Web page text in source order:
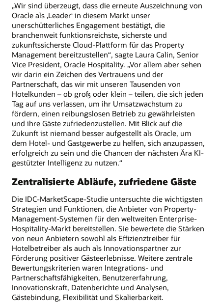
„Wir sind überzeugt, dass die erneute Auszeichnung von
Oracle als ‚Leader‘ in diesem Markt unser
unerschütterliches Engagement bestätigt, die
branchenweit funktionsreichste, sicherste und
zukunftssicherste Cloud-Plattform für das Property
Management bereitzustellen“, sagte Laura Calin, Senior
Vice President, Oracle Hospitality. „Vor allem aber sehen
wir darin ein Zeichen des Vertrauens und der
Partnerschaft, das wir mit unseren Tausenden von
Hotelkunden – ob groß oder klein – teilen, die sich jeden
Tag auf uns verlassen, um ihr Umsatzwachstum zu
fördern, einen reibungslosen Betrieb zu gewährleisten
und ihre Gäste zufriedenzustellen. Mit Blick auf die
Zukunft ist niemand besser aufgestellt als Oracle, um
dem Hotel- und Gastgewerbe zu helfen, sich anzupassen,
erfolgreich zu sein und die Chancen der nächsten Ära KI-
gestützter Intelligenz zu nutzen.“
Zentralisierte Abläufe, zufriedene Gäste
Die IDC-MarketScape-Studie untersuchte die wichtigsten
Strategien und Funktionen, die Anbieter von Property-
Management-Systemen für den weltweiten Enterprise-
Hospitality-Markt bereitstellen. Sie bewertete die Stärken
von neun Anbietern sowohl als Effizienztreiber für
Hotelbetreiber als auch als Innovationspartner zur
Förderung positiver Gästeerlebnisse. Weitere zentrale
Bewertungskriterien waren Integrations- und
Partnerschaftsfähigkeiten, Benutzererfahrung,
Innovationskraft, Datenberichte und Analysen,
Gästebindung, Flexibilität und Skalierbarkeit.